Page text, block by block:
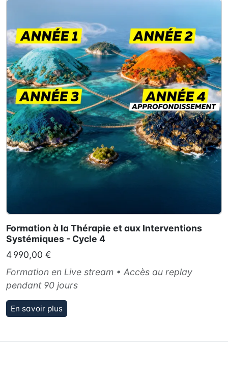
Formation à la Thérapie et aux Interventions
Systémiques - Cycle 4
4 990,00 €
Formation en Live stream • Accès au replay
pendant 90 jours
En savoir plus